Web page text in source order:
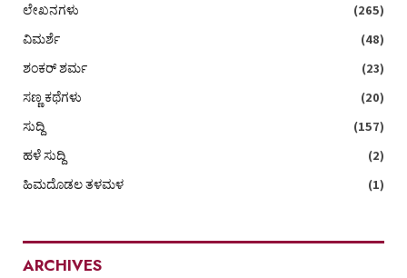
ಲೇಖನಗಳು
(265)
ವಿಮರ್ಶೆ
(48)
ಶಂಕರ್ ಶರ್ಮ
(23)
ಸಣ್ಣ ಕಥೆಗಳು
(20)
ಸುದ್ದಿ
(157)
ಹಳೆ ಸುದ್ದಿ
(2)
ಹಿಮದೊಡಲ ತಳಮಳ
(1)
ARCHIVES